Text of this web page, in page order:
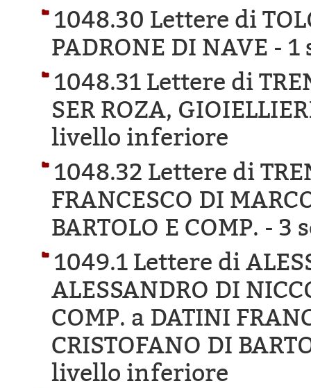
1048.30 Lettere di
PADRONE DI NAVE - 1
1048.31 Lettere di
SER ROZA,
livello inferiore
1048.32 Lettere di
FRANCESCO DI
BARTOLO E COMP. - 3
1049.1 Lettere di
ALESSANDRO DI
COMP. a DATINI
CRISTOFANO DI
livello inferiore